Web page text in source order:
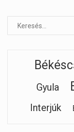
Gyula
Interjúk